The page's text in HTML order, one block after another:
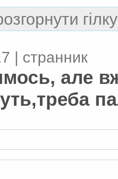
| странник
але